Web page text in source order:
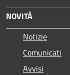
NOVITÀ
Notizie
Comunicati
Avvisi